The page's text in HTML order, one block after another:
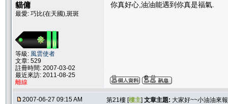
貓傭
最愛: 巧比(在天國),斑斑
等級: 風雲使者
文章: 529
註冊時間: 2007-03-02
最近來訪: 2011-08-25
離線
你真好心,油油能遇到你真是福氣.
2007-06-27 09:15 AM 第21樓 [樓主] 文章主題: 大家好~~小油油來